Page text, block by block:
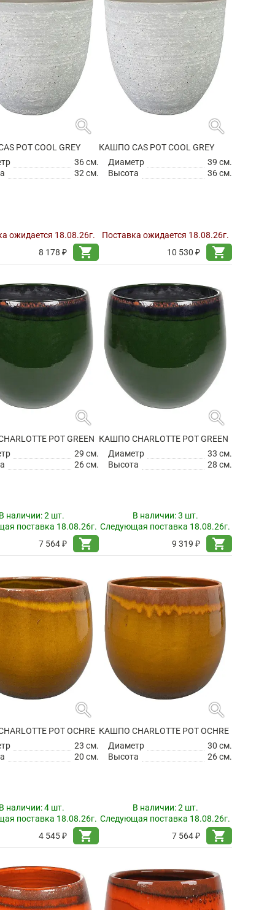
search
POT COOL GREY
36 см.
32 см.
ожидается 18.08.26г.
8 178 ₽
shopping_cart
search
КАШПО CAS POT COOL GREY
Диаметр
39 см.
Высота
36 см.
Поставка ожидается 18.08.26г.
10 530 ₽
shopping_cart
search
POT GREEN
29 см.
26 см.
наличии:2 шт.
поставка 18.08.26г.
7 564 ₽
shopping_cart
search
КАШПО CHARLOTTE POT GREEN
Диаметр
33 см.
Высота
28 см.
В наличии:3 шт.
Следующая поставка 18.08.26г.
9 319 ₽
shopping_cart
search
POT OCHRE
23 см.
20 см.
наличии:4 шт.
поставка 18.08.26г.
4 545 ₽
shopping_cart
search
КАШПО CHARLOTTE POT OCHRE
Диаметр
30 см.
Высота
26 см.
В наличии:2 шт.
Следующая поставка 18.08.26г.
7 564 ₽
shopping_cart